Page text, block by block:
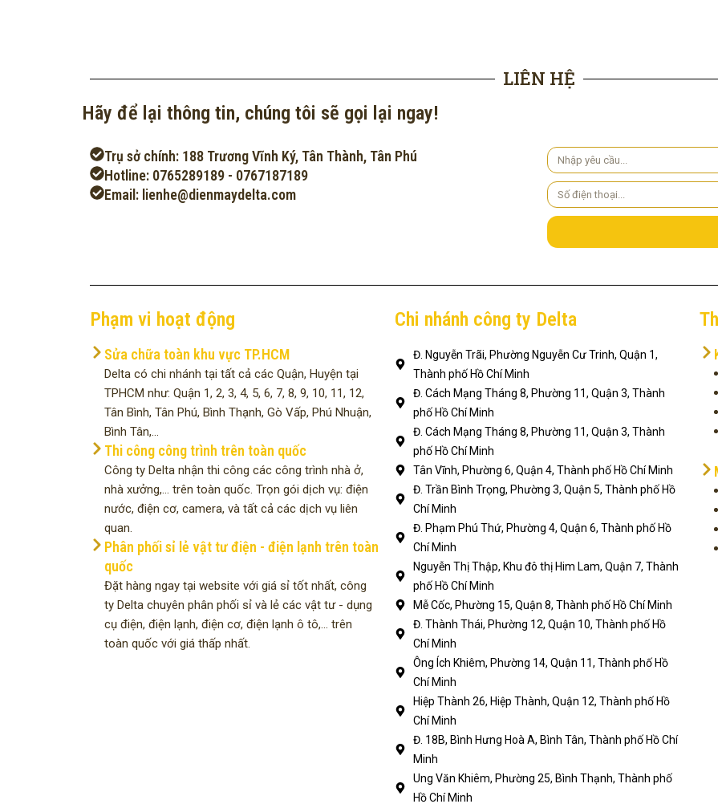
LIÊN HỆ
Hãy để lại thông tin, chúng tôi sẽ gọi lại ngay!
Trụ sở chính: 188 Trương Vĩnh Ký, Tân Thành, Tân Phú
Hotline: 0765289189 - 0767187189
Email: lienhe@dienmaydelta.com
Yêu
cầu
Số
điện
thoại
Phạm vi hoạt động
Sửa chữa toàn khu vực TP.HCM
Delta có chi nhánh tại tất cả các Quận, Huyện tại
TPHCM như: Quận 1, 2, 3, 4, 5, 6, 7, 8, 9, 10, 11, 12,
Tân Bình, Tân Phú, Bình Thạnh, Gò Vấp, Phú Nhuận,
Bình Tân,...
Thi công công trình trên toàn quốc
Công ty Delta nhận thi công các công trình nhà ở,
nhà xưởng,... trên toàn quốc. Trọn gói dịch vụ: điện
nước, điện cơ, camera, và tất cả các dịch vụ liên
quan.
Phân phối sỉ lẻ vật tư điện - điện lạnh trên toàn
quốc
Đặt hàng ngay tại website với giá sỉ tốt nhất, công
ty Delta chuyên phân phối sỉ và lẻ các vật tư - dụng
cụ điện, điện lạnh, điện cơ, điện lạnh ô tô,... trên
toàn quốc với giá thấp nhất.
Chi nhánh công ty Delta
Đ. Nguyễn Trãi, Phường Nguyễn Cư Trinh, Quận 1,
Thành phố Hồ Chí Minh
Đ. Cách Mạng Tháng 8, Phường 11, Quận 3, Thành
phố Hồ Chí Minh
Đ. Cách Mạng Tháng 8, Phường 11, Quận 3, Thành
phố Hồ Chí Minh
Tân Vĩnh, Phường 6, Quận 4, Thành phố Hồ Chí Minh
Đ. Trần Bình Trọng, Phường 3, Quận 5, Thành phố Hồ
Chí Minh
Đ. Phạm Phú Thứ, Phường 4, Quận 6, Thành phố Hồ
Chí Minh
Nguyễn Thị Thập, Khu đô thị Him Lam, Quận 7, Thành
phố Hồ Chí Minh
Mễ Cốc, Phường 15, Quận 8, Thành phố Hồ Chí Minh
Đ. Thành Thái, Phường 12, Quận 10, Thành phố Hồ
Chí Minh
Ông Ích Khiêm, Phường 14, Quận 11, Thành phố Hồ
Chí Minh
Hiệp Thành 26, Hiệp Thành, Quận 12, Thành phố Hồ
Chí Minh
Đ. 18B, Bình Hưng Hoà A, Bình Tân, Thành phố Hồ Chí
Minh
Ung Văn Khiêm, Phường 25, Bình Thạnh, Thành phố
Hồ Chí Minh